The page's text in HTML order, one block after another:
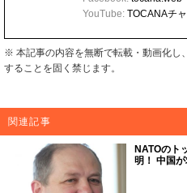
YouTube: TOCANAチ
※ 本記事の内容を無断で転載・動画化し
することを固く禁じます。
関連記事
NATOのト
明！ 中国